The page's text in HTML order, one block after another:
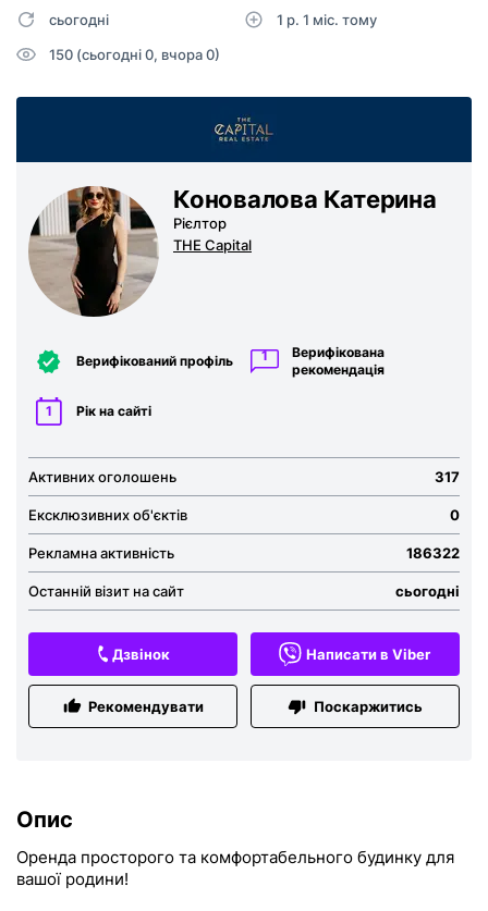
сьогодні
1 р. 1 міс. тому
150 (сьогодні 0, вчора 0)
Коновалова Катерина
Рієлтор
THE Capital
Верифікований профіль 1
Верифікована
рекомендація
1 Рік на сайті
Активних оголошень 317
Ексклюзивних об'єктів 0
Рекламна активність 186322
Останній візит на сайт сьогодні
Дзвінок Написати в Viber
Рекомендувати Поскаржитись
Опис
Оренда просторого та комфортабельного будинку для
вашої родини!